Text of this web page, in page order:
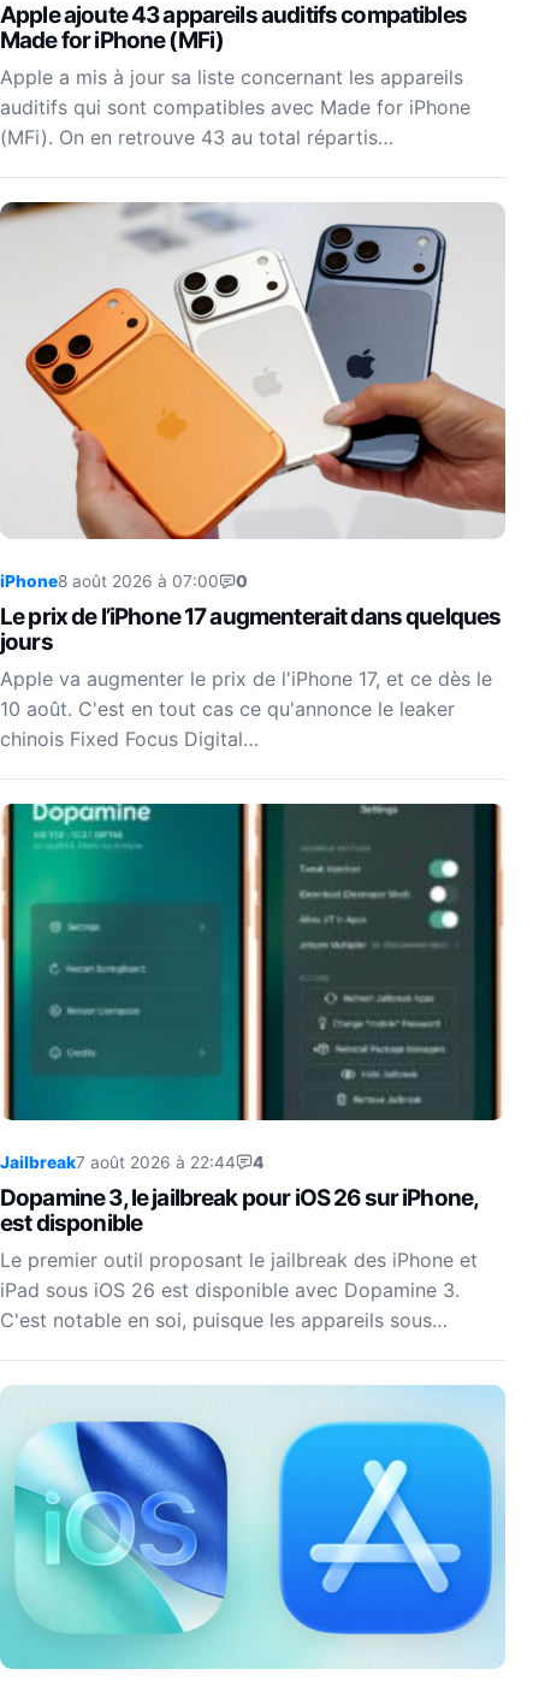
Apple ajoute 43 appareils auditifs compatibles
Made for iPhone (MFi)
Apple a mis à jour sa liste concernant les appareils
auditifs qui sont compatibles avec Made for iPhone
(MFi). On en retrouve 43 au total répartis…
iPhone8 août 2026 à 07:00 0
Le prix de l’iPhone 17 augmenterait dans quelques
jours
Apple va augmenter le prix de l'iPhone 17, et ce dès le
10 août. C'est en tout cas ce qu'annonce le leaker
chinois Fixed Focus Digital…
Jailbreak7 août 2026 à 22:44 4
Dopamine 3, le jailbreak pour iOS 26 sur iPhone,
est disponible
Le premier outil proposant le jailbreak des iPhone et
iPad sous iOS 26 est disponible avec Dopamine 3.
C'est notable en soi, puisque les appareils sous…